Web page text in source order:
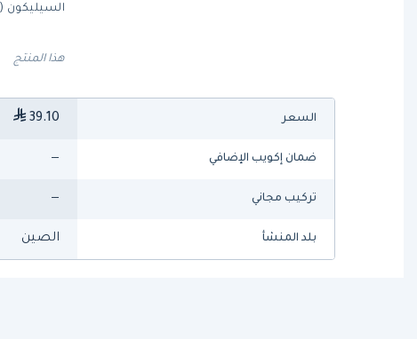
هذا المنتج
السعر 39.10
ضمان إكويب الإضافي —
تركيب مجاني —
بلد المنشأ الصين